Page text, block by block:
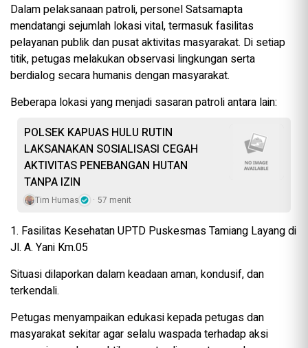
Dalam pelaksanaan patroli, personel Satsamapta
mendatangi sejumlah lokasi vital, termasuk fasilitas
pelayanan publik dan pusat aktivitas masyarakat. Di setiap
titik, petugas melakukan observasi lingkungan serta
berdialog secara humanis dengan masyarakat.
Beberapa lokasi yang menjadi sasaran patroli antara lain:
POLSEK KAPUAS HULU RUTIN
LAKSANAKAN SOSIALISASI CEGAH
AKTIVITAS PENEBANGAN HUTAN
TANPA IZIN
Tim Humas 57 menit
1. Fasilitas Kesehatan UPTD Puskesmas Tamiang Layang di
Jl. A. Yani Km.05
Situasi dilaporkan dalam keadaan aman, kondusif, dan
terkendali.
Petugas menyampaikan edukasi kepada petugas dan
masyarakat sekitar agar selalu waspada terhadap aksi